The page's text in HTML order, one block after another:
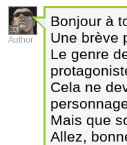
33
Author
Bonjour à
Une brève
Le genre
Cela ne
Mais que
Allez,